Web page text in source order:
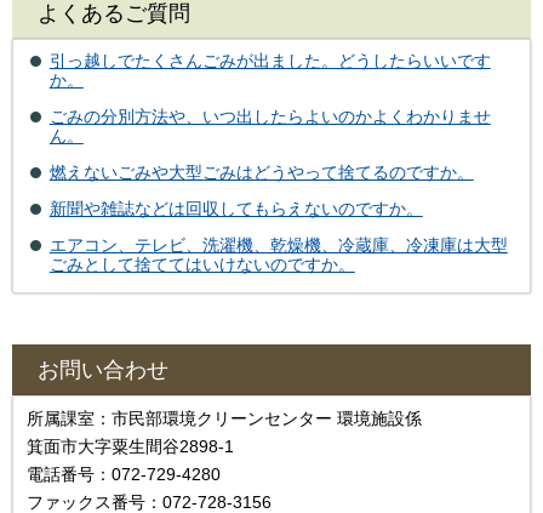
よくあるご質問
引っ越しでたくさんごみが出ました。どうしたらいいです
か。
ごみの分別方法や、いつ出したらよいのかよくわかりませ
ん。
燃えないごみや大型ごみはどうやって捨てるのですか。
新聞や雑誌などは回収してもらえないのですか。
エアコン、テレビ、洗濯機、乾燥機、冷蔵庫、冷凍庫は大型
ごみとして捨ててはいけないのですか。
お問い合わせ
所属課室：市民部環境クリーンセンター 環境施設係
箕面市大字粟生間谷2898-1
電話番号：072-729-4280
ファックス番号：072-728-3156